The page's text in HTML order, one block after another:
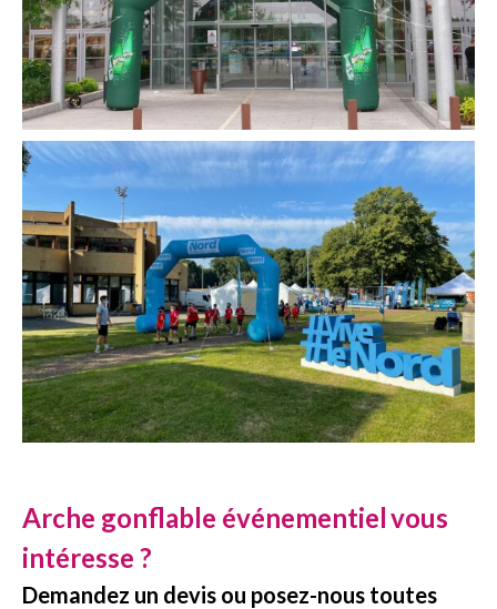
Arche gonflable événementielvous
intéresse ?
Demandez un devis ou posez-nous toutes